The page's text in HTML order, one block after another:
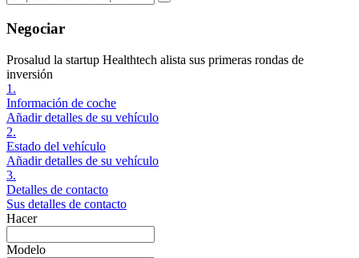
Negociar
Prosalud la startup Healthtech alista sus primeras rondas de
inversión
1.
Información de coche
Añadir detalles de su vehículo
2.
Estado del vehículo
Añadir detalles de su vehículo
3.
Detalles de contacto
Sus detalles de contacto
Hacer
Modelo